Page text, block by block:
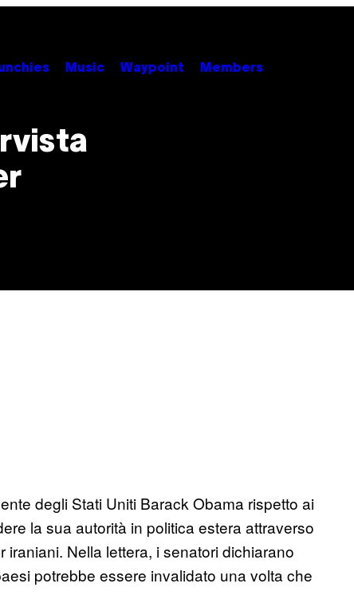
Music Waypoint Members
degli Stati Uniti Barack Obama rispetto ai
la sua autorità in politica estera attraverso
Nella lettera, i senatori dichiarano
potrebbe essere invalidato una volta che